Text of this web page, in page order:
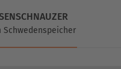
Schwedenspeicher